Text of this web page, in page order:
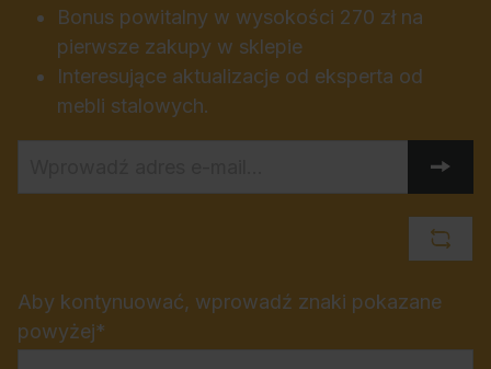
Bonus powitalny w wysokości 270 zł na
pierwsze zakupy w sklepie
Interesujące aktualizacje od eksperta od
mebli stalowych.
Aby kontynuować, wprowadź znaki pokazane
powyżej*